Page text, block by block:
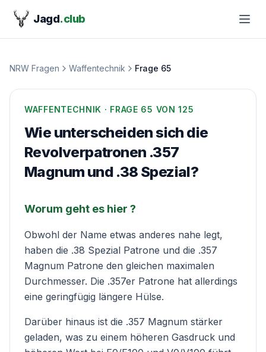
Jagd.club
NRW Fragen Waffentechnik Frage 65
WAFFENTECHNIK · FRAGE 65 VON 125
Wie unterscheiden sich die
Revolverpatronen .357
Magnum und .38 Spezial?
Worum geht es hier ?
Obwohl der Name etwas anderes nahe legt,
haben die .38 Spezial Patrone und die .357
Magnum Patrone den gleichen maximalen
Durchmesser. Die .357er Patrone hat allerdings
eine geringfügig längere Hülse.
Darüber hinaus ist die .357 Magnum stärker
geladen, was zu einem höheren Gasdruck und